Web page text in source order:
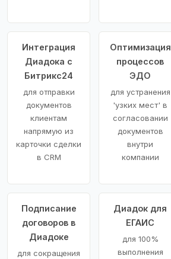
Интеграция
Диадока с
Битрикс24
для отправки
документов
клиентам
напрямую из
карточки сделки
в CRM
Оптимизация
процессов
ЭДО
для устранения
'узких мест' в
согласовании
документов
внутри
компании
Подписание
договоров в
Диадоке
для сокращения
Диадок для
ЕГАИС
для 100%
выполнения